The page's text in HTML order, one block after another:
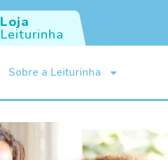
Loja
Leiturinha
Sobre a Leiturinha